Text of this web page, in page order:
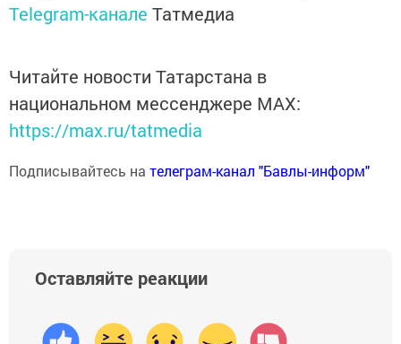
Telegram-канале Татмедиа
Читайте новости Татарстана в
национальном мессенджере MАХ:
https://max.ru/tatmedia
Подписывайтесь на телеграм-канал "Бавлы-информ"
Оставляйте реакции